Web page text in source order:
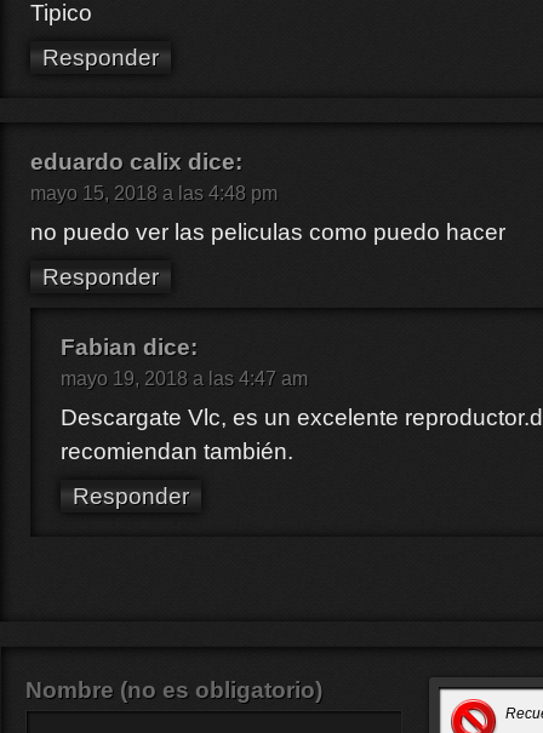
Tipico
Responder
eduardo calix dice:
mayo 15, 2018 a las 4:48 pm
no puedo ver las peliculas como puedo hacer
Responder
Fabian dice:
mayo 19, 2018 a las 4:47 am
Descargate Vlc, es un excelente
recomiendan también.
Responder
Nombre (no es obligatorio)